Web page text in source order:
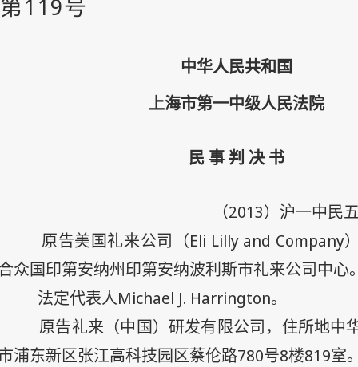
中华人民共和国
上海市第一中级人民法院
民 事 判 决 书
（2013）沪一中民
原告美国礼来公司（Eli Lilly and Company
众国印第安纳州印第安纳波利斯市礼来公司中心
法定代表人Michael J. Harrington。
原告礼来（中国）研发有限公司，住所地中
浦东新区张江高科技园区蔡伦路780号8楼819室